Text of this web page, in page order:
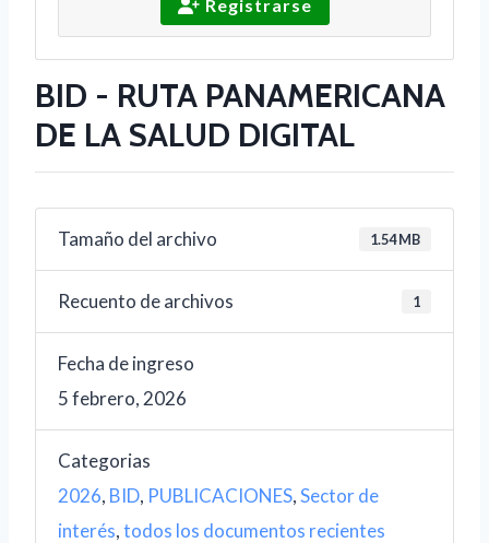
Registrarse
BID - RUTA PANAMERICANA
DE LA SALUD DIGITAL
Tamaño del archivo 1.54 MB
Recuento de archivos 1
Fecha de ingreso
5 febrero, 2026
Categorias
2026, BID, PUBLICACIONES,Sector de
interés,todos los documentos recientes